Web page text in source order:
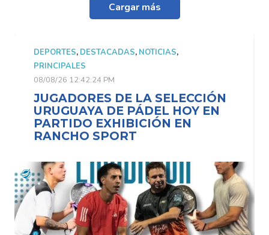
Cargar más
DEPORTES, DESTACADAS, NOTICIAS,
PRINCIPALES
08/08/26 12:42:24 PM
JUGADORES DE LA SELECCIÓN
URUGUAYA DE PÁDEL HOY EN
PARTIDO EXHIBICIÓN EN
RANCHO SPORT